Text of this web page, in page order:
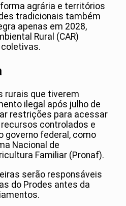
agrária e territórios
tradicionais também
apenas em 2028,
Rural (CAR)
rurais que tiverem
ilegal após julho de
restrições para acessar
controlados e
governo federal, como
Nacional de
Familiar (Pronaf).
serão responsáveis
do Prodes antes da